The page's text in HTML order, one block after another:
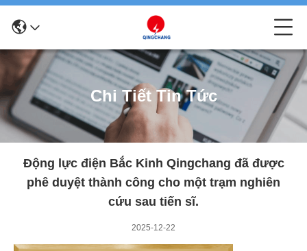
Chi Tiết Tin Tức
Động lực điện Bắc Kinh Qingchang đã được
phê duyệt thành công cho một trạm nghiên
cứu sau tiến sĩ.
2025-12-22